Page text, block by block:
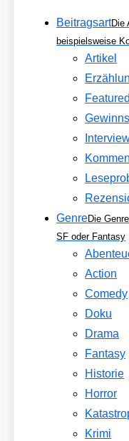
BeitragsartDie
beispielsweise
Artikel
GenreDie
SF oder Fantasy
Action
Comedy
Doku
Drama
Fantasy
Historie
Horror
Krimi